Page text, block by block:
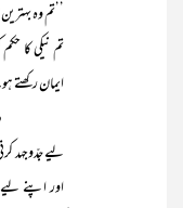
’’تم وہ
تم نیکی کا
ایمان رکھتے ہو۔
دنیا کی
لیے جدّوجہد
اور اپنے